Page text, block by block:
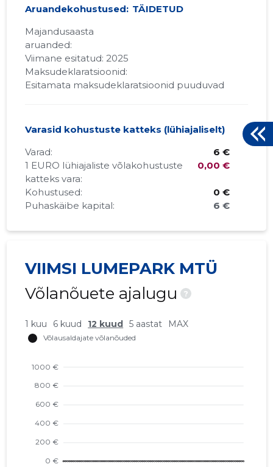
Aruandekohustused: TÄIDETUD
Majandusaasta
aruanded:
Viimane esitatud: 2025
Maksudeklaratsioonid:
Esitamata maksudeklaratsioonid puuduvad
Varasid kohustuste katteks (lühiajaliselt)
Varad:
6 €
1 EURO lühiajaliste võlakohustuste
katteks vara:
0,00 €
Kohustused:
0 €
Puhaskäibe kapital:
6 €
VIIMSI LUMEPARK MTÜ
Võlanõuete ajalugu
?
1 kuu 6 kuud 12 kuud 5 aastat MAX